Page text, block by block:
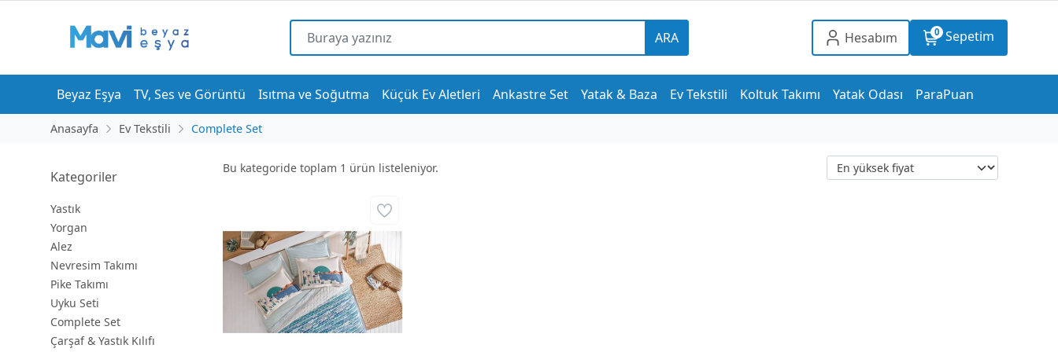
ARA Hesabım 0 Sepetim
Beyaz Eşya TV, Ses ve Görüntü Isıtma ve Soğutma Küçük Ev Aletleri Ankastre Set Yatak & Baza Ev Tekstili Koltuk Takımı Yatak Odası ParaPuan
Anasayfa Ev Tekstili Complete Set
Kategoriler
Yastık
Yorgan
Alez
Nevresim Takımı
Pike Takımı
Uyku Seti
Complete Set
Çarşaf & Yastık Kılıfı
Bu kategoride toplam 1 ürün listeleniyor.